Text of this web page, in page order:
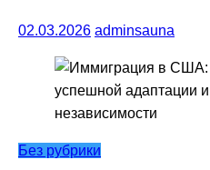
02.03.2026 adminsauna
Без рубрики